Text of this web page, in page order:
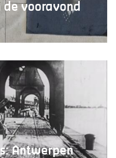
de vooravond
Antwerpen